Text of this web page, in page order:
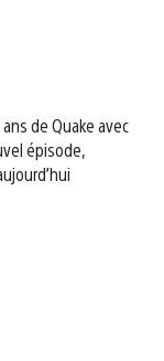
de Quake avec
épisode,